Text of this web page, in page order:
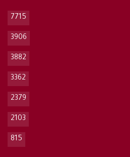
7715
3906
3882
3362
2379
2103
815